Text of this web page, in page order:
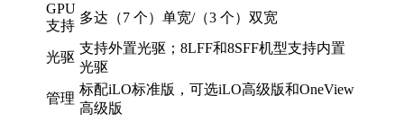
GPU
支持
多达（7 个）单宽/（3 个）双宽
光驱
支持外置光驱；8LFF和8SFF机型支持内置
光驱
管理
标配iLO标准版，可选iLO高级版和OneView
高级版